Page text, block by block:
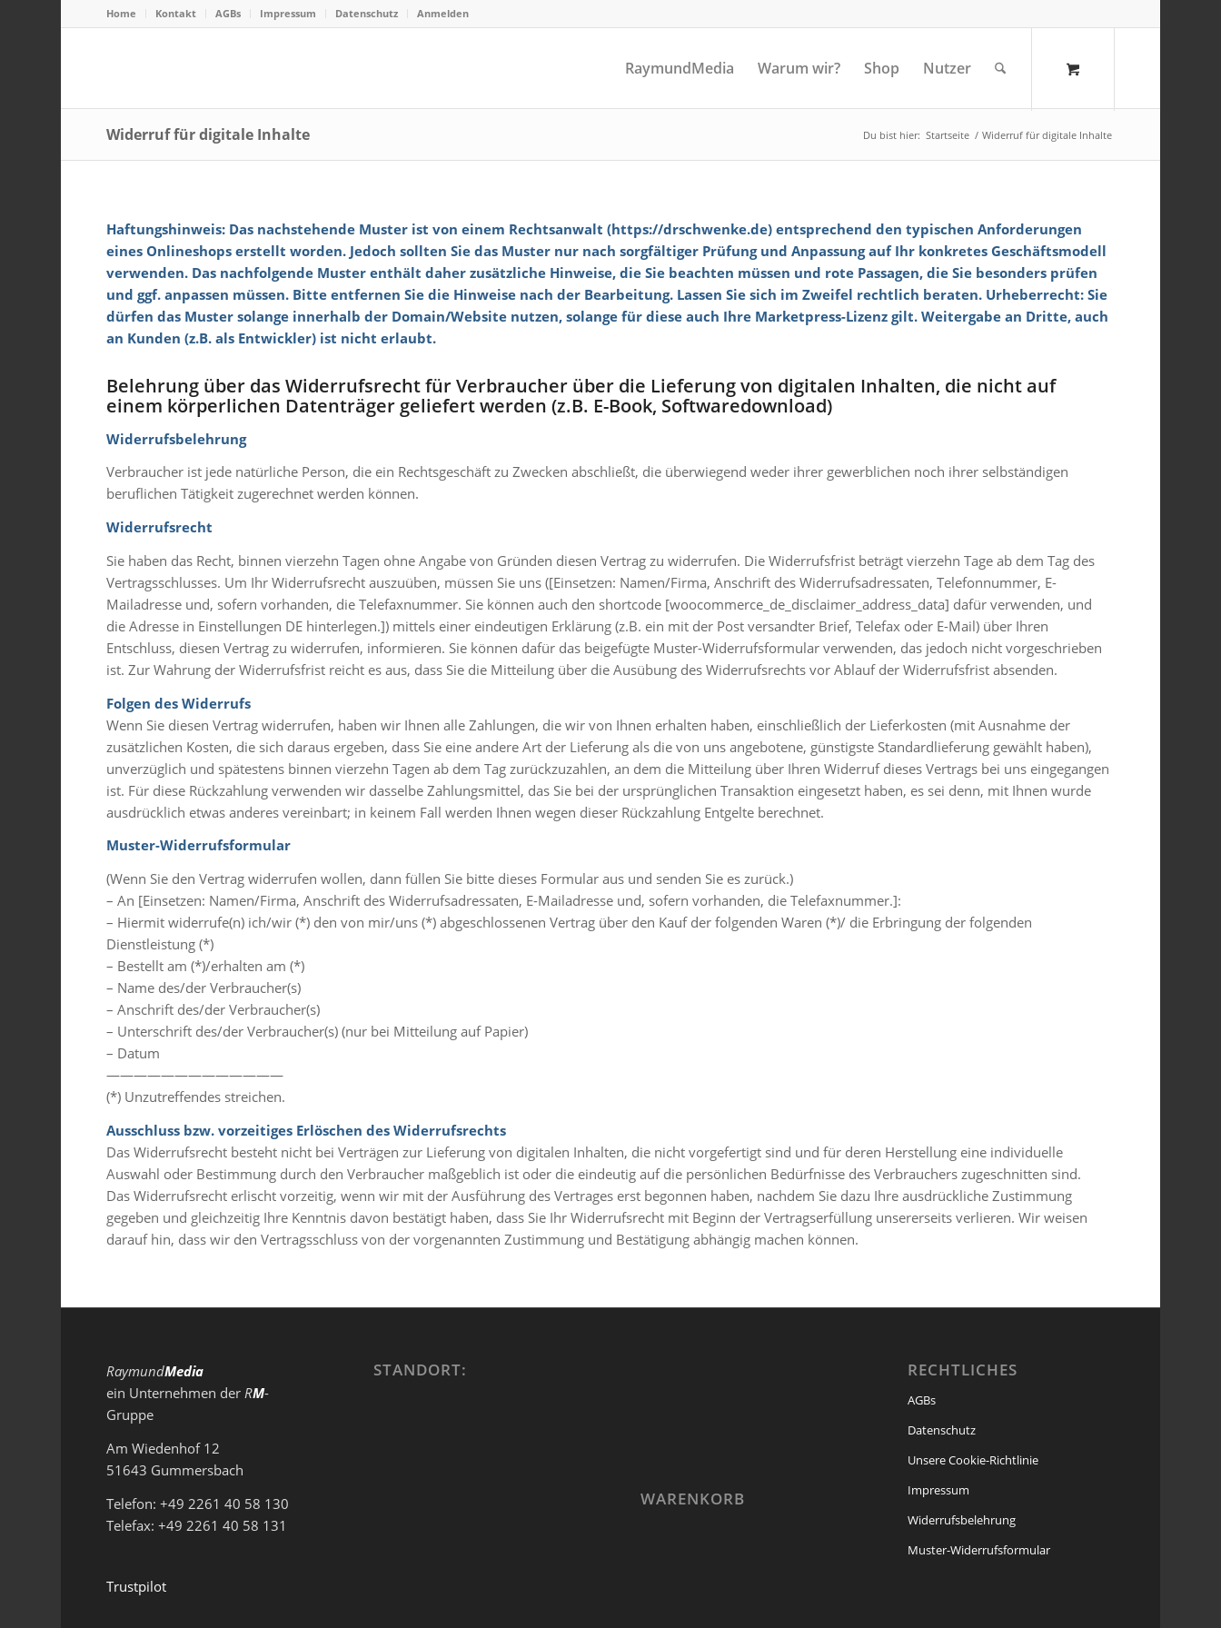
Home Kontakt AGBs Impressum Datenschutz Anmelden
RaymundMedia Warum wir? Shop Nutzer
Widerruf für digitale Inhalte Du bist hier: Startseite / Widerruf für digitale Inhalte
Haftungshinweis: Das nachstehende Muster ist von einem Rechtsanwalt (https://drschwenke.de) entsprechend den typischen Anforderungen
eines Onlineshops erstellt worden. Jedoch sollten Sie das Muster nur nach sorgfältiger Prüfung und Anpassung auf Ihr konkretes Geschäftsmodell
verwenden. Das nachfolgende Muster enthält daher zusätzliche Hinweise, die Sie beachten müssen und rote Passagen, die Sie besonders prüfen
und ggf. anpassen müssen. Bitte entfernen Sie die Hinweise nach der Bearbeitung. Lassen Sie sich im Zweifel rechtlich beraten. Urheberrecht: Sie
dürfen das Muster solange innerhalb der Domain/Website nutzen, solange für diese auch Ihre Marketpress-Lizenz gilt. Weitergabe an Dritte, auch
an Kunden (z.B. als Entwickler) ist nicht erlaubt.
Belehrung über das Widerrufsrecht für Verbraucher über die Lieferung von digitalen Inhalten, die nicht auf
einem körperlichen Datenträger geliefert werden (z.B. E-Book, Softwaredownload)
Widerrufsbelehrung
Verbraucher ist jede natürliche Person, die ein Rechtsgeschäft zu Zwecken abschließt, die überwiegend weder ihrer gewerblichen noch ihrer selbständigen
beruflichen Tätigkeit zugerechnet werden können.
Widerrufsrecht
Sie haben das Recht, binnen vierzehn Tagen ohne Angabe von Gründen diesen Vertrag zu widerrufen. Die Widerrufsfrist beträgt vierzehn Tage ab dem Tag des
Vertragsschlusses. Um Ihr Widerrufsrecht auszuüben, müssen Sie uns ([Einsetzen: Namen/Firma, Anschrift des Widerrufsadressaten, Telefonnummer, E-
Mailadresse und, sofern vorhanden, die Telefaxnummer. Sie können auch den shortcode [woocommerce_de_disclaimer_address_data] dafür verwenden, und
die Adresse in Einstellungen DE hinterlegen.]) mittels einer eindeutigen Erklärung (z.B. ein mit der Post versandter Brief, Telefax oder E-Mail) über Ihren
Entschluss, diesen Vertrag zu widerrufen, informieren. Sie können dafür das beigefügte Muster-Widerrufsformular verwenden, das jedoch nicht vorgeschrieben
ist. Zur Wahrung der Widerrufsfrist reicht es aus, dass Sie die Mitteilung über die Ausübung des Widerrufsrechts vor Ablauf der Widerrufsfrist absenden.
Folgen des Widerrufs
Wenn Sie diesen Vertrag widerrufen, haben wir Ihnen alle Zahlungen, die wir von Ihnen erhalten haben, einschließlich der Lieferkosten (mit Ausnahme der
zusätzlichen Kosten, die sich daraus ergeben, dass Sie eine andere Art der Lieferung als die von uns angebotene, günstigste Standardlieferung gewählt haben),
unverzüglich und spätestens binnen vierzehn Tagen ab dem Tag zurückzuzahlen, an dem die Mitteilung über Ihren Widerruf dieses Vertrags bei uns eingegangen
ist. Für diese Rückzahlung verwenden wir dasselbe Zahlungsmittel, das Sie bei der ursprünglichen Transaktion eingesetzt haben, es sei denn, mit Ihnen wurde
ausdrücklich etwas anderes vereinbart; in keinem Fall werden Ihnen wegen dieser Rückzahlung Entgelte berechnet.
Muster-Widerrufsformular
(Wenn Sie den Vertrag widerrufen wollen, dann füllen Sie bitte dieses Formular aus und senden Sie es zurück.)
– An [Einsetzen: Namen/Firma, Anschrift des Widerrufsadressaten, E-Mailadresse und, sofern vorhanden, die Telefaxnummer.]:
– Hiermit widerrufe(n) ich/wir (*) den von mir/uns (*) abgeschlossenen Vertrag über den Kauf der folgenden Waren (*)/ die Erbringung der folgenden
Dienstleistung (*)
– Bestellt am (*)/erhalten am (*)
– Name des/der Verbraucher(s)
– Anschrift des/der Verbraucher(s)
– Unterschrift des/der Verbraucher(s) (nur bei Mitteilung auf Papier)
– Datum
—————————————
(*) Unzutreffendes streichen.
Ausschluss bzw. vorzeitiges Erlöschen des Widerrufsrechts
Das Widerrufsrecht besteht nicht bei Verträgen zur Lieferung von digitalen Inhalten, die nicht vorgefertigt sind und für deren Herstellung eine individuelle
Auswahl oder Bestimmung durch den Verbraucher maßgeblich ist oder die eindeutig auf die persönlichen Bedürfnisse des Verbrauchers zugeschnitten sind.
Das Widerrufsrecht erlischt vorzeitig, wenn wir mit der Ausführung des Vertrages erst begonnen haben, nachdem Sie dazu Ihre ausdrückliche Zustimmung
gegeben und gleichzeitig Ihre Kenntnis davon bestätigt haben, dass Sie Ihr Widerrufsrecht mit Beginn der Vertragserfüllung unsererseits verlieren. Wir weisen
darauf hin, dass wir den Vertragsschluss von der vorgenannten Zustimmung und Bestätigung abhängig machen können.
RaymundMedia
ein Unternehmen derRM-
Gruppe
Am Wiedenhof 12
51643 Gummersbach
Telefon: +49 2261 40 58 130
Telefax: +49 2261 40 58 131
Trustpilot
STANDORT:
WARENKORB
RECHTLICHES
AGBs
Datenschutz
Unsere Cookie-Richtlinie
Impressum
Widerrufsbelehrung
Muster-Widerrufsformular